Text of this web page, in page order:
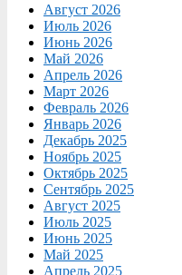
Август 2026
Июль 2026
Июнь 2026
Май 2026
Апрель 2026
Март 2026
Февраль 2026
Январь 2026
Декабрь 2025
Ноябрь 2025
Октябрь 2025
Сентябрь 2025
Август 2025
Июль 2025
Июнь 2025
Май 2025
Апрель 2025